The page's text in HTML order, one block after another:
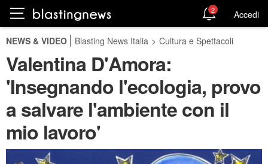
2 Accedi
NEWS & VIDEO Blasting News Italia > Cultura e Spettacoli
Valentina D'Amora:
'Insegnando l'ecologia, provo
a salvare l'ambiente con il
mio lavoro'